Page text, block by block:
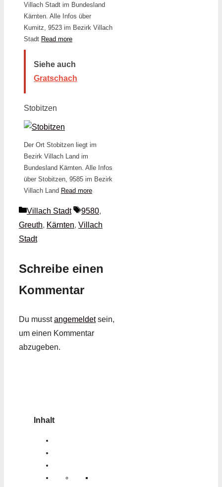
Villach Stadt im Bundesland
Kärnten. Alle Infos über
Kumitz, 9523 im Bezirk Villach
Stadt Read more
Siehe auch
Gratschach
Stobitzen
Der Ort Stobitzen liegt im
Bezirk Villach Land im
Bundesland Kärnten. Alle Infos
über Stobitzen, 9585 im Bezirk
Villach Land Read more
Kategorien
Villach Stadt Schlagwörter
9580,
Greuth, Kärnten, Villach
Stadt
Schreibe einen
Kommentar
Du musstangemeldetsein,
um einen Kommentar
abzugeben.
Inhalt